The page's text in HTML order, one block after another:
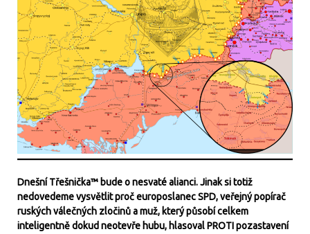
Dnešní Třešnička™ bude o nesvaté alianci. Jinak si totiž
nedovedeme vysvětlit proč europoslanec SPD, veřejný popírač
ruských válečných zločinů a muž, který působí celkem
inteligentně dokud neotevře hubu, hlasoval PROTI pozastavení